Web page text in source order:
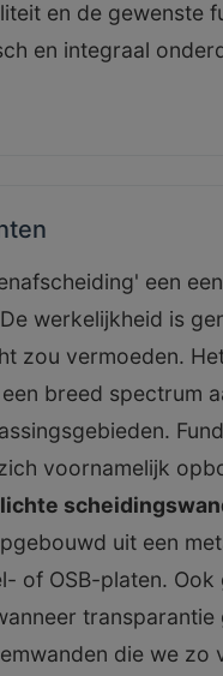
en de gewenste
en integraal
een
werkelijkheid is
zou vermoeden.
breed spectrum
voornamelijk
lichte
uit een
of OSB-platen.
die we